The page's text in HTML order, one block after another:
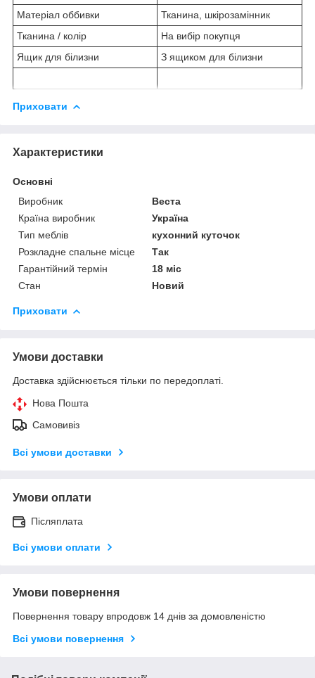
Матеріал оббивки
Тканина, шкірозамінник
Тканина / колір
На вибір покупця
Ящик для білизни
З ящиком для білизни
Приховати
Характеристики
Основні
Виробник
Веста
Країна виробник
Україна
Тип меблів
кухонний куточок
Розкладне спальне місце
Так
Гарантійний термін
18 міс
Стан
Новий
Приховати
Умови доставки
Доставка здійснюється тільки по передоплаті.
Нова Пошта
Самовивіз
Всі умови доставки
Умови оплати
Післяплата
Всі умови оплати
Умови повернення
Повернення товару впродовж 14 днів за домовленістю
Всі умови повернення